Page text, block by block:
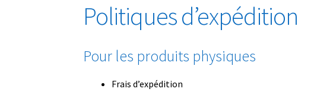
Politiques d’expédition
Pour les produits physiques
Frais d’expédition